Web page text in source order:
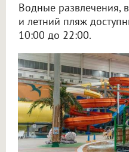
Водные развлечения,
и летний пляж
10:00 до 22:00.